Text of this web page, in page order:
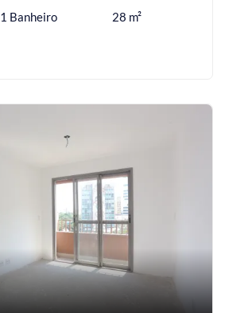
1 Banheiro 28 m²